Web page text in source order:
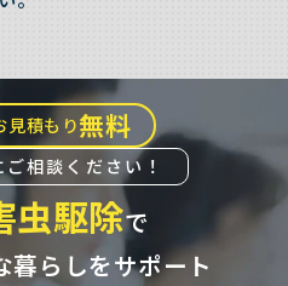
見積もり無料
相談ください！
虫駆除で
暮らしをサポート